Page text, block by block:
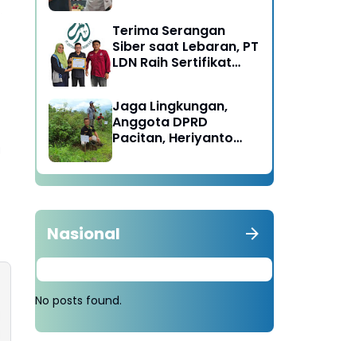
Terima Serangan
Siber saat Lebaran, PT
LDN Raih Sertifikat
Karesidenan Madiun
Raya
Jaga Lingkungan,
Anggota DPRD
Pacitan, Heriyanto
Tebang 100 Pohon
diganti Tanam 1000
Nasional
No posts found.